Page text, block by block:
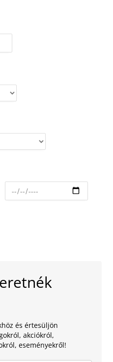
és értesüljön
akciókról,
eseményekről!